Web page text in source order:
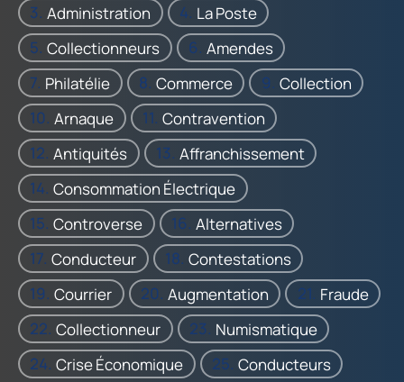
Administration
La Poste
Collectionneurs
Amendes
Philatélie
Commerce
Collection
Arnaque
Contravention
Antiquités
Affranchissement
Consommation Électrique
Controverse
Alternatives
Conducteur
Contestations
Courrier
Augmentation
Fraude
Collectionneur
Numismatique
Crise Économique
Conducteurs